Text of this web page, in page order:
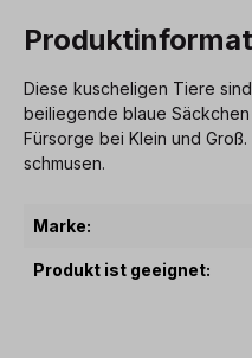
Diese kuscheligen Tiere
beiliegende blaue
Fürsorge bei Klein und
schmusen.
Marke:
Produkt ist geeignet: